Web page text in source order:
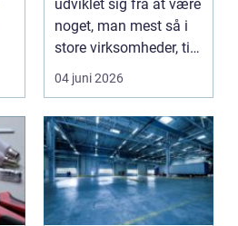
udviklet sig fra at være
noget, man mest så i
store virksomheder, til i
dag at væ...
04 juni 2026